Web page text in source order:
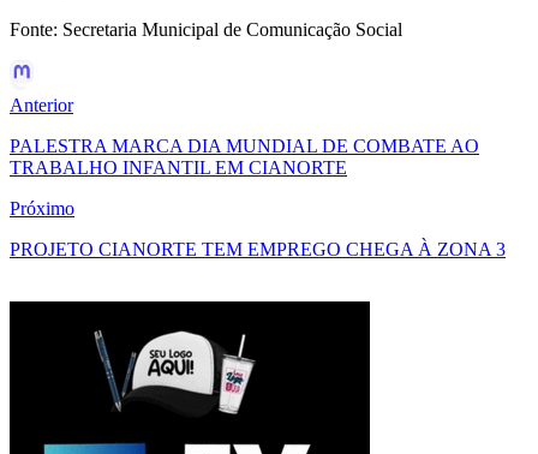
Fonte: Secretaria Municipal de Comunicação Social
Anterior
PALESTRA MARCA DIA MUNDIAL DE COMBATE AO
TRABALHO INFANTIL EM CIANORTE
Próximo
PROJETO CIANORTE TEM EMPREGO CHEGA À ZONA 3